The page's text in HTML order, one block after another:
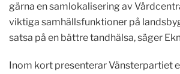
gärna en samlokalisering av
viktiga samhällsfunktioner på
satsa på en bättre tandhälsa, säger
Inom kort presenterar Vänsterpartiet